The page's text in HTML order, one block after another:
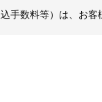
手数料等）は、お客